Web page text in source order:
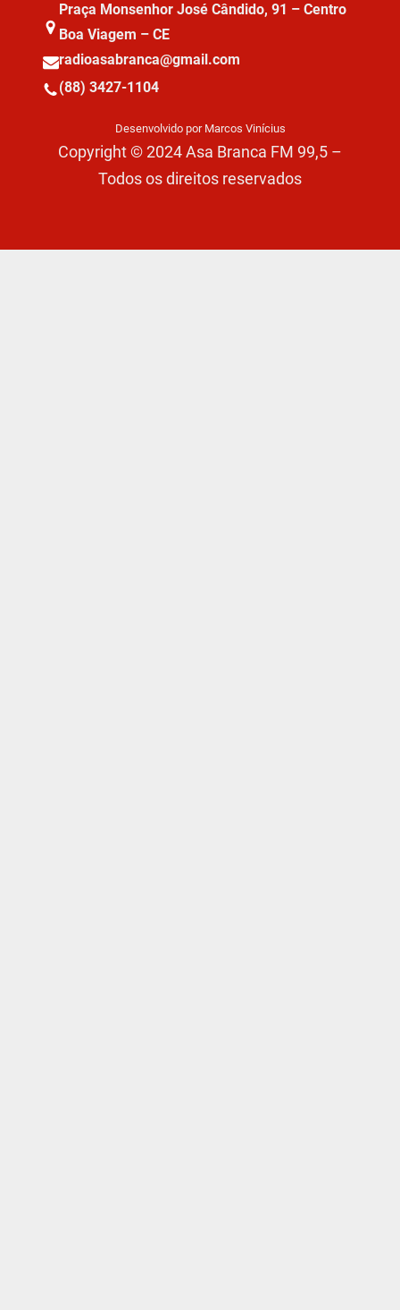
Praça Monsenhor José Cândido, 91 – Centro
Boa Viagem – CE
radioasabranca@gmail.com
(88) 3427-1104
Desenvolvido por Marcos Vinícius
Copyright © 2024 Asa Branca FM 99,5 –
Todos os direitos reservados